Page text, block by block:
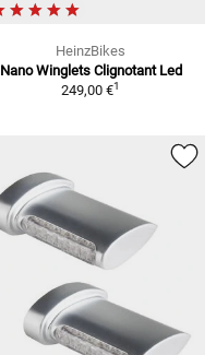
HeinzBikes
Nano Winglets Clignotant Led
249,00 €1